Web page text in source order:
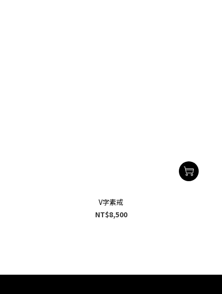
V字素戒
NT$8,500